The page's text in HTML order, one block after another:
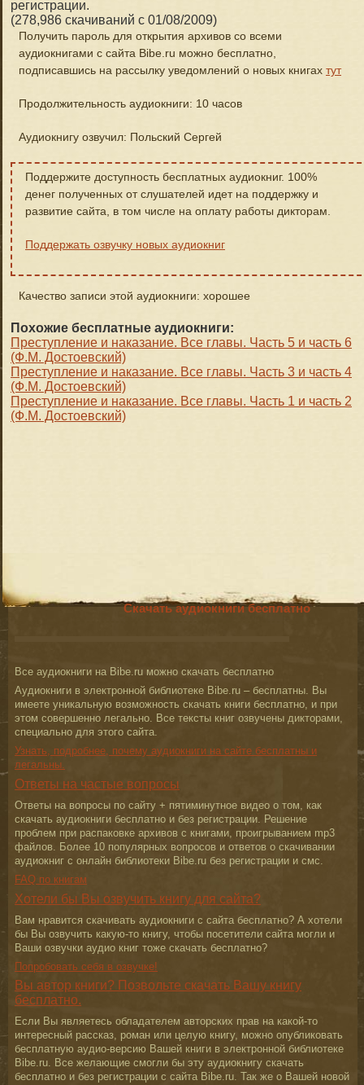
регистрации.
(278,986 скачиваний с 01/08/2009)
Получить пароль для открытия архивов со всеми
аудиокнигами с сайта Bibe.ru можно бесплатно,
подписавшись на рассылку уведомлений о новых книгах тут
Продолжительность аудиокниги: 10 часов
Аудиокнигу озвучил: Польский Сергей
Поддержите доступность бесплатных аудиокниг. 100%
денег полученных от слушателей идет на поддержку и
развитие сайта, в том числе на оплату работы дикторам.
Поддержать озвучку новых аудиокниг
Качество записи этой аудиокниги: хорошее
Похожие бесплатные аудиокниги:
Преступление и наказание. Все главы. Часть 5 и часть 6
(Ф.М. Достоевский)
Преступление и наказание. Все главы. Часть 3 и часть 4
(Ф.М. Достоевский)
Преступление и наказание. Все главы. Часть 1 и часть 2
(Ф.М. Достоевский)
Скачать аудиокниги бесплатно
Все аудиокниги на Bibe.ru можно скачать бесплатно
Аудиокниги в электронной библиотеке Bibe.ru – бесплатны. Вы
имеете уникальную возможность скачать книги бесплатно, и при
этом совершенно легально. Все тексты книг озвучены дикторами,
специально для этого сайта.
Узнать, подробнее, почему аудиокниги на сайте бесплатны и
легальны.
Ответы на частые вопросы
Ответы на вопросы по сайту + пятиминутное видео о том, как
скачать аудиокниги бесплатно и без регистрации. Решение
проблем при распаковке архивов с книгами, проигрыванием mp3
файлов. Более 10 популярных вопросов и ответов о скачивании
аудиокниг с онлайн библиотеки Bibe.ru без регистрации и смс.
FAQ по книгам
Хотели бы Вы озвучить книгу для сайта?
Вам нравится скачивать аудиокниги с сайта бесплатно? А хотели
бы Вы озвучить какую-то книгу, чтобы посетители сайта могли и
Ваши озвучки аудио книг тоже скачать бесплатно?
Попробовать себя в озвучке!
Вы автор книги? Позвольте скачать Вашу книгу
бесплатно.
Если Вы являетесь обладателем авторских прав на какой-то
интересный рассказ, роман или целую книгу, можно опубликовать
бесплатную аудио-версию Вашей книги в электронной библиотеке
Bibe.ru. Все желающие смогли бы эту аудиокнигу скачать
бесплатно и без регистрации с сайта Bibe.ru. Так же о Вашей новой